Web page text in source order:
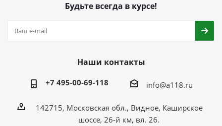
Будьте всегда в курсе!
Наши контакты
+7 495-00-69-118 info@a118.ru
142715, Московская обл., Видное, Каширское
шоссе, 26-й км, вл. 26.